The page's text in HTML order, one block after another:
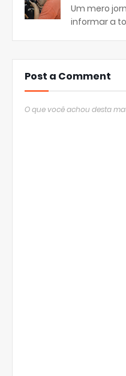
Um mero
informar a
Post a Comment
O que você achou desta